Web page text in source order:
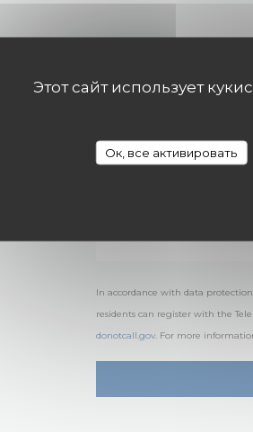
Этот сайт использует
Ок, все активировать
In accordance with data
residents can register with the
donotcall.gov. For more